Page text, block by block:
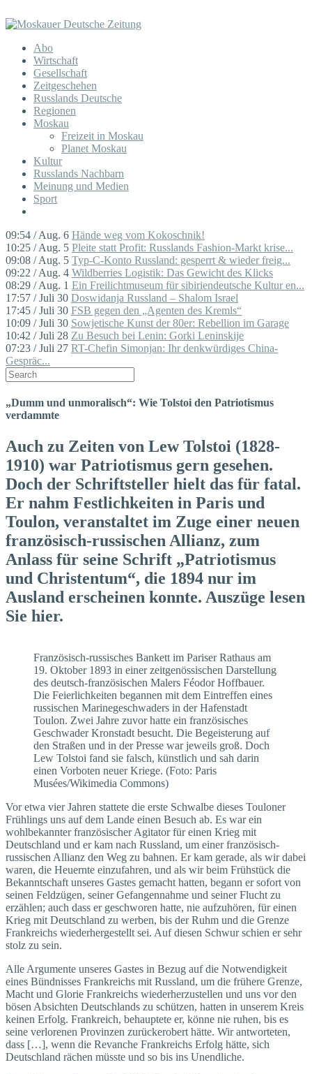
Abo
Wirtschaft
Gesellschaft
Zeitgeschehen
Russlands Deutsche
Regionen
Moskau
Freizeit in Moskau
Planet Moskau
Kultur
Russlands Nachbarn
Meinung und Medien
Sport
09:54 / Aug. 6 Hände weg vom Kokoschnik!
10:25 / Aug. 5 Pleite statt Profit: Russlands Fashion-Markt krise...
09:08 / Aug. 5 Typ-C-Konto Russland: gesperrt & wieder freig...
09:22 / Aug. 4 Wildberries Logistik: Das Gewicht des Klicks
08:29 / Aug. 1 Ein Freilichtmuseum für sibiriendeutsche Kultur en...
17:57 / Juli 30 Doswidanja Russland – Shalom Israel
17:45 / Juli 30 FSB gegen den „Agenten des Kremls“
10:09 / Juli 30 Sowjetische Kunst der 80er: Rebellion im Garage
10:42 / Juli 28 Zu Besuch bei Lenin: Gorki Leninskije
07:23 / Juli 27 RT-Chefin Simonjan: Ihr denkwürdiges China-
Gespräc...
„Dumm und unmoralisch“: Wie Tolstoi den Patriotismus
verdammte
Auch zu Zeiten von Lew Tolstoi (1828-
1910) war Patriotismus gern gesehen.
Doch der Schriftsteller hielt das für fatal.
Er nahm Festlichkeiten in Paris und
Toulon, veranstaltet im Zuge einer neuen
französisch-russischen Allianz, zum
Anlass für seine Schrift „Patriotismus
und Christentum“, die 1894 nur im
Ausland erscheinen konnte. Auszüge lesen
Sie hier.
Französisch-russisches Bankett im Pariser Rathaus am
19. Oktober 1893 in einer zeitgenössischen Darstellung
des deutsch-französischen Malers Féodor Hoffbauer.
Die Feierlichkeiten begannen mit dem Eintreffen eines
russischen Marinegeschwaders in der Hafenstadt
Toulon. Zwei Jahre zuvor hatte ein französisches
Geschwader Kronstadt besucht. Die Begeisterung auf
den Straßen und in der Presse war jeweils groß. Doch
Lew Tolstoi fand sie falsch, künstlich und sah darin
einen Vorboten neuer Kriege. (Foto: Paris
Musées/Wikimedia Commons)
Vor etwa vier Jahren stattete die erste Schwalbe dieses Touloner
Frühlings uns auf dem Lande einen Besuch ab. Es war ein
wohlbekannter französischer Agitator für einen Krieg mit
Deutschland und er kam nach Russland, um einer französisch-
russischen Allianz den Weg zu bahnen. Er kam gerade, als wir dabei
waren, die Heuernte einzufahren, und als wir beim Frühstück die
Bekanntschaft unseres Gastes gemacht hatten, begann er sofort von
seinen Feldzügen, seiner Gefangennahme und seiner Flucht zu
erzählen; auch dass er geschworen hatte, nie aufzuhören, für einen
Krieg mit Deutschland zu werben, bis der Ruhm und die Grenze
Frankreichs wiederhergestellt sei. Auf diesen Schwur schien er sehr
stolz zu sein.
Alle Argumente unseres Gastes in Bezug auf die Notwendigkeit
eines Bündnisses Frankreichs mit Russland, um die frühere Grenze,
Macht und Glorie Frankreichs wiederherzustellen und uns vor den
bösen Absichten Deutschlands zu schützen, hatten in unserem Kreis
keinen Erfolg. Frankreich, behauptete er, könne nie ruhen, bis es
seine verlorenen Provinzen zurückerobert hätte. Wir antworteten,
dass […], wenn die Revanche Frankreichs Erfolg hätte, sich
Deutschland rächen müsste und so bis ins Unendliche.